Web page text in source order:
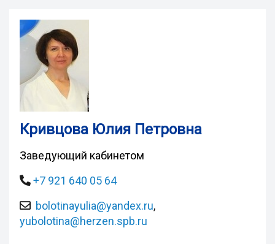
Кривцова Юлия Петровна
Заведующий кабинетом
+7 921 640 05 64
bolotinayulia@yandex.ru,
yubolotina@herzen.spb.ru